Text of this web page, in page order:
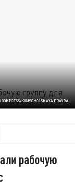
KOMSOMOLSKAYA PRAVDA
рабочую